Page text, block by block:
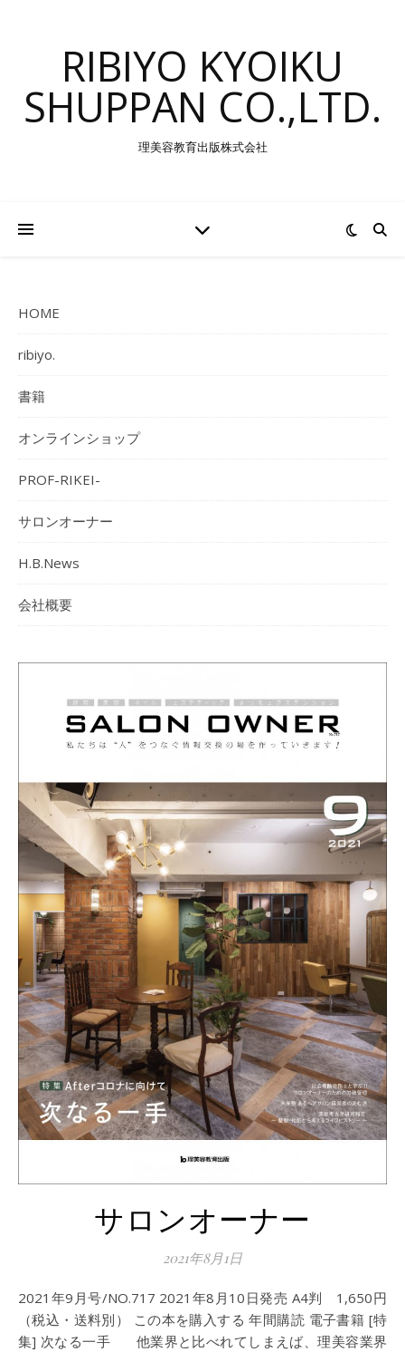
RIBIYO KYOIKU
SHUPPAN CO.,LTD.
理美容教育出版株式会社
HOME
ribiyo.
書籍
オンラインショップ
PROF-RIKEI-
サロンオーナー
H.B.News
会社概要
サロンオーナー
2021年8月1日
2021年9月号/NO.717 2021年8月10日発売 A4判 1,650円
（税込・送料別） この本を購入する 年間購読 電子書籍 [特
集] 次なる一手 他業界と比べれてしまえば、理美容業界